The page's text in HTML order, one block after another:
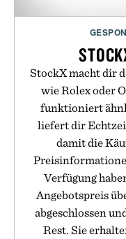
StockX macht dir
wie Rolex oder
funktioniert
liefert dir
damit die
Verfügung
Angebotspreis
abgeschlossen
Rest. Sie